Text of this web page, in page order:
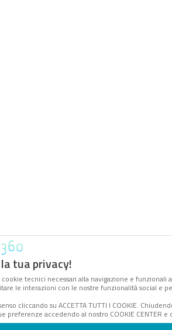
tua privacy!
tecnici necessari alla navigazione e
le interazioni con le nostre funzionalità social e
cliccando su ACCETTA TUTTI I COOKIE.
preferenze accedendo al nostro COOKIE